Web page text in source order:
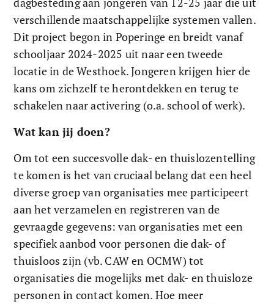
verschillende maatschappelijke systemen vallen.
Dit project begon in Poperinge en breidt vanaf
schooljaar 2024-2025 uit naar een tweede
locatie in de Westhoek. Jongeren krijgen hier de
kans om zichzelf te herontdekken en terug te
schakelen naar activering (o.a. school of werk).
Wat kan jij doen?
Om tot een succesvolle dak- en thuislozentelling
te komen is het van cruciaal belang dat een heel
diverse groep van organisaties mee participeert
aan het verzamelen en registreren van de
gevraagde gegevens: van organisaties met een
specifiek aanbod voor personen die dak- of
thuisloos zijn (vb. CAW en OCMW) tot
organisaties die mogelijks met dak- en thuisloze
personen in contact komen. Hoe meer